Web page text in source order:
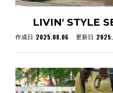
LIVIN' STYLE
作成日 2025.08.06 更新日